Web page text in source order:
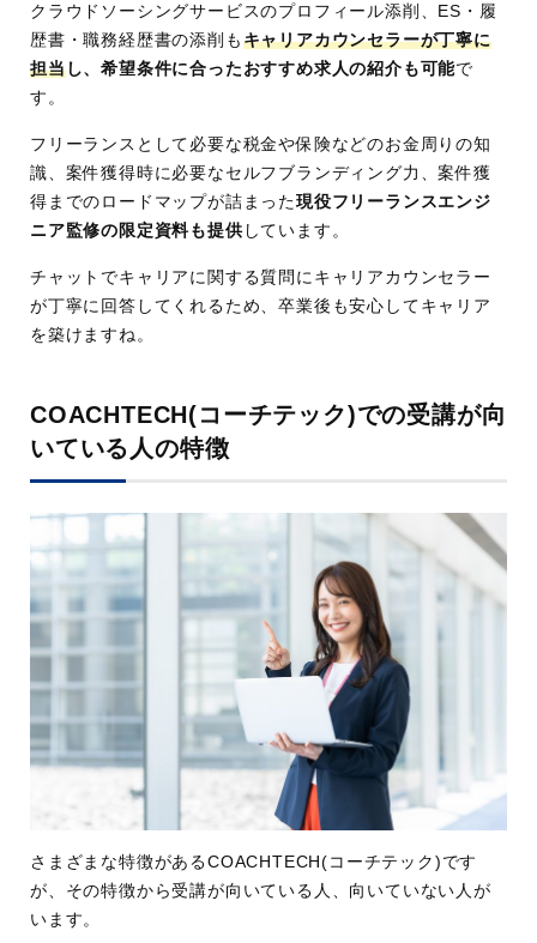
クラウドソーシングサービスのプロフィール添削、ES・履
歴書・職務経歴書の添削も キャリアカウンセラーが丁寧に
担当し、希望条件に合ったおすすめ求人の紹介も可能で
す。
フリーランスとして必要な税金や保険などのお金周りの知
識、案件獲得時に必要なセルフブランディング力、案件獲
得までのロードマップが詰まった現役フリーランスエンジ
ニア監修の限定資料も提供 しています。
チャットでキャリアに関する質問にキャリアカウンセラー
が丁寧に回答してくれるため、卒業後も安心してキャリア
を築けますね。
COACHTECH(コーチテック)での受講が向
いている人の特徴
さまざまな特徴があるCOACHTECH(コーチテック)です
が、その特徴から受講が向いている人、向いていない人が
います。